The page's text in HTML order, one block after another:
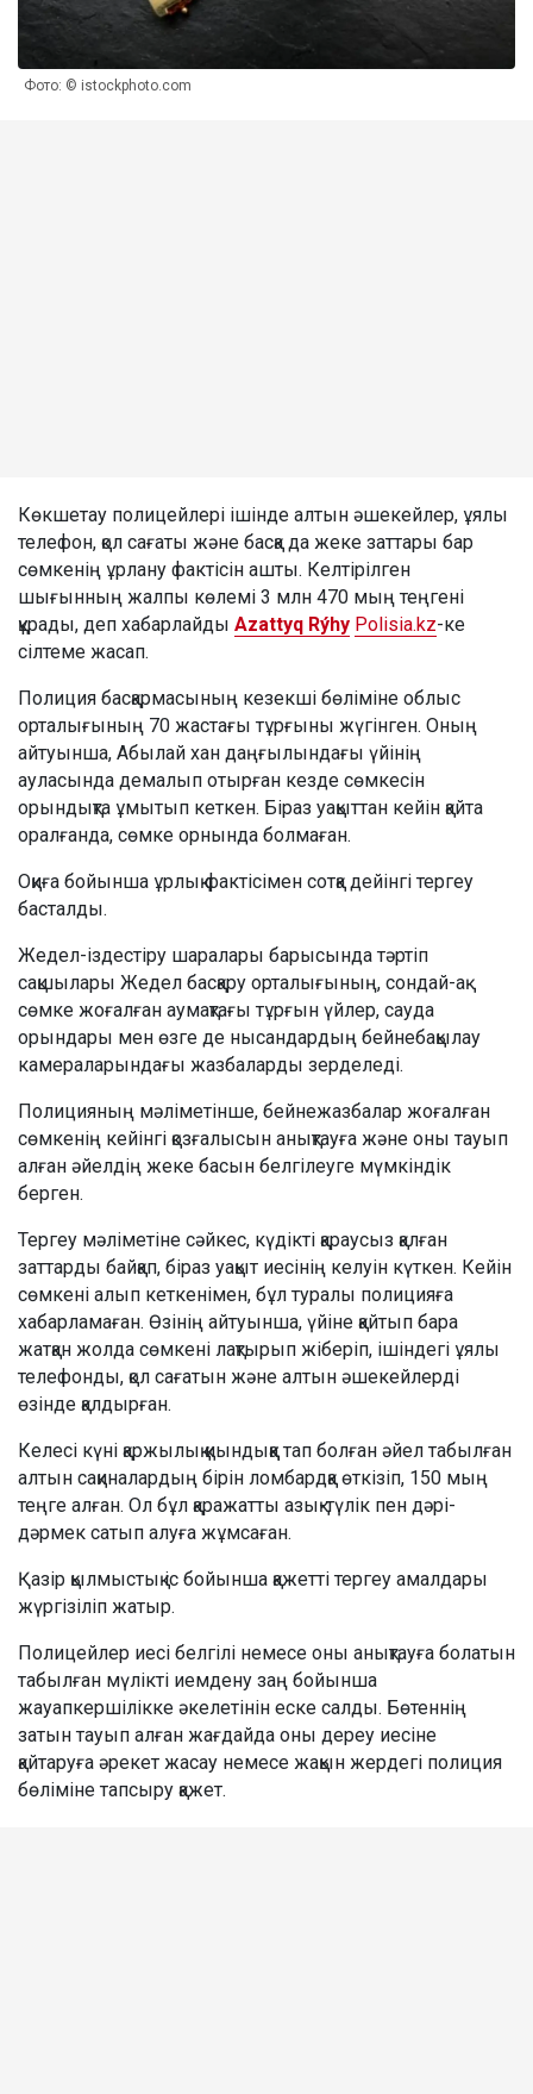
Фото: © istockphoto.com
Көкшетау полицейлері ішінде алтын әшекейлер, ұялы
телефон, қол сағаты және басқа да жеке заттары бар
сөмкенің ұрлану фактісін ашты. Келтірілген
шығынның жалпы көлемі 3 млн 470 мың теңгені
құрады, деп хабарлайды Azattyq Rýhy Polisia.kz-ке
сілтеме жасап.
Полиция басқармасының кезекші бөліміне облыс
орталығының 70 жастағы тұрғыны жүгінген. Оның
айтуынша, Абылай хан даңғылындағы үйінің
ауласында демалып отырған кезде сөмкесін
орындықта ұмытып кеткен. Біраз уақыттан кейін қайта
оралғанда, сөмке орнында болмаған.
Оқиға бойынша ұрлық фактісімен сотқа дейінгі тергеу
басталды.
Жедел-іздестіру шаралары барысында тәртіп
сақшылары Жедел басқару орталығының, сондай-ақ
сөмке жоғалған аумақтағы тұрғын үйлер, сауда
орындары мен өзге де нысандардың бейнебақылау
камераларындағы жазбаларды зерделеді.
Полицияның мәліметінше, бейнежазбалар жоғалған
сөмкенің кейінгі қозғалысын анықтауға және оны тауып
алған әйелдің жеке басын белгілеуге мүмкіндік
берген.
Тергеу мәліметіне сәйкес, күдікті қараусыз қалған
заттарды байқап, біраз уақыт иесінің келуін күткен. Кейін
сөмкені алып кеткенімен, бұл туралы полицияға
хабарламаған. Өзінің айтуынша, үйіне қайтып бара
жатқан жолда сөмкені лақтырып жіберіп, ішіндегі ұялы
телефонды, қол сағатын және алтын әшекейлерді
өзінде қалдырған.
Келесі күні қаржылық қиындыққа тап болған әйел табылған
алтын сақиналардың бірін ломбардқа өткізіп, 150 мың
теңге алған. Ол бұл қаражатты азық-түлік пен дәрі-
дәрмек сатып алуға жұмсаған.
Қазір қылмыстық іс бойынша қажетті тергеу амалдары
жүргізіліп жатыр.
Полицейлер иесі белгілі немесе оны анықтауға болатын
табылған мүлікті иемдену заң бойынша
жауапкершілікке әкелетінін еске салды. Бөтеннің
затын тауып алған жағдайда оны дереу иесіне
қайтаруға әрекет жасау немесе жақын жердегі полиция
бөліміне тапсыру қажет.